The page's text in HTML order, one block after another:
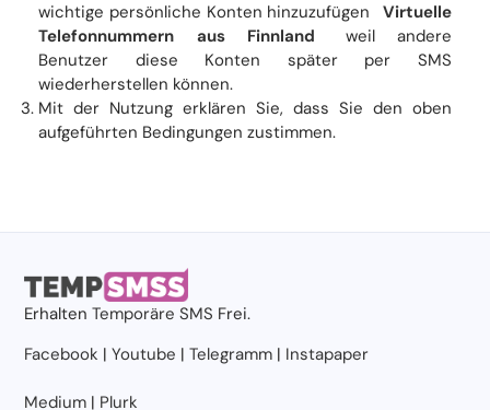
wichtige persönliche Konten hinzuzufügen
Virtuelle
Telefonnummern aus Finnland
weil andere
Benutzer diese Konten später per SMS
wiederherstellen können.
Mit der Nutzung erklären Sie, dass Sie den oben
aufgeführten Bedingungen zustimmen.
ErhaltenTemporäre SMS Frei.
Facebook |Youtube |Telegramm | Instapaper
Medium | Plurk